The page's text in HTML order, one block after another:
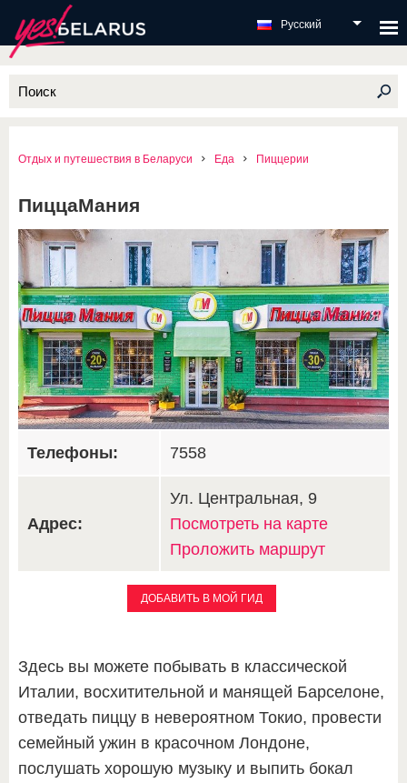
Русский
Отдых и путешествия в Беларуси Еда Пиццерии
ПиццаМания
Телефоны: 7558
Адрес:
Ул. Центральная, 9
Посмотреть на карте
Проложить маршрут
ДОБАВИТЬ В МОЙ ГИД
Здесь вы можете побывать в классической
Италии, восхитительной и манящей Барселоне,
отведать пиццу в невероятном Токио, провести
семейный ужин в красочном Лондоне,
послушать хорошую музыку и выпить бокал